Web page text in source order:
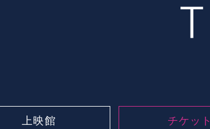
上映館 チケット